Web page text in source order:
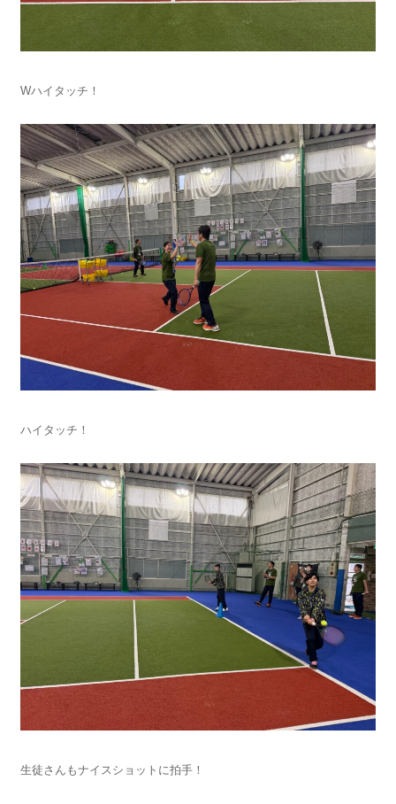
Wハイタッチ！
ハイタッチ！
生徒さんもナイスショットに拍手！